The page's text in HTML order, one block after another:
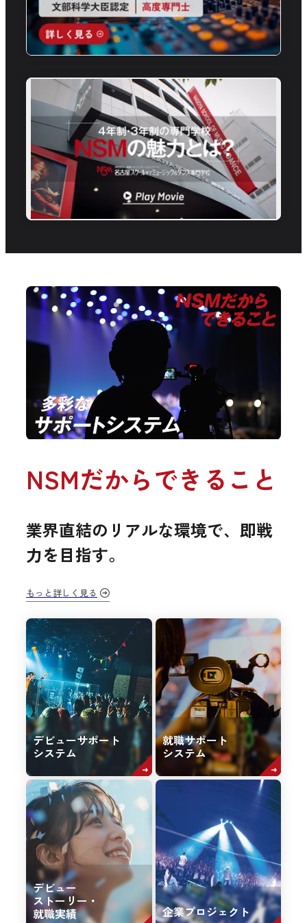
NSMだからできること
業界直結のリアルな環境で、即戦
力を目指す。
もっと詳しく見る
デビューサポート
システム
就職サポート
システム
デビュー
ストーリー・
就職実績 企業プロジェクト